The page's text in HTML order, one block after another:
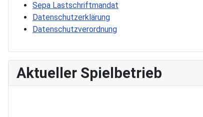
Sepa Lastschriftmandat
Datenschutzerklärung
Datenschutzverordnung
Aktueller Spielbetrieb